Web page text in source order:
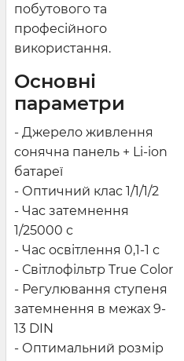
побутового та
професійного
використання.
Основні
параметри
- Джерело живлення
сонячна панель + Li-ion
батареї
- Оптичний клас 1/1/1/2
- Час затемнення
1/25000 с
- Час освітлення 0,1-1 с
- Світлофільтр True Color
- Регулювання ступеня
затемнення в межах 9-
13 DIN
- Оптимальний розмір